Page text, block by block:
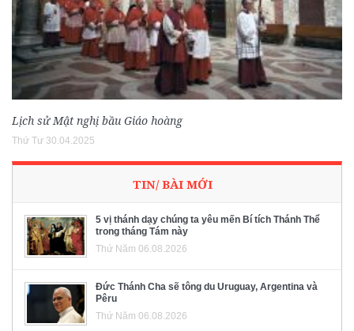
Lịch sử Mật nghị bầu Giáo hoàng
Thứ Tư 30.04.2025
TIN/ BÀI MỚI
5 vị thánh dạy chúng ta yêu mến Bí tích Thánh Thể
trong tháng Tám này
Thứ Năm 06.08.2026
Đức Thánh Cha sẽ tông du Uruguay, Argentina và
Pêru
Thứ Năm 06.08.2026